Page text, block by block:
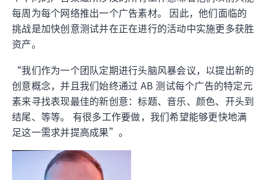
每周为每个网络推出一个广告素材。 因此，他们面临的
挑战是加快创意测试并在正在进行的活动中实施更多获胜
资产。
“我们作为一个团队定期进行头脑风暴会议，以提出新的
创意概念，并且我们始终通过 AB 测试每个广告的特定元
素来寻找表现最佳的新创意：标题、音乐、颜色、开头到
结尾、等等。 有很多工作要做，我们希望能够更快地满
足这一需求并提高成果”。